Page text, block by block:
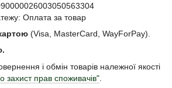
Оплата за товар
(Visa, MasterCard, WayForPay).
і обмін товарів належної якості
захист прав споживачів"